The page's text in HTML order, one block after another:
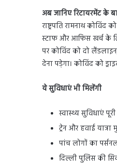
अब जानिए रिटायरमेंट के
राष्ट्रपति रामनाथ
स्टाफ और आफिस खर्च के
पर कोविंद को दो
देना पड़ेगा। कोविंद को
ये सुविधाएं भी मिलेंगी
स्वास्थ्य सुविधाएं
ट्रेन और हवाई
पांच लोगों का
दिल्ली पुलिस की